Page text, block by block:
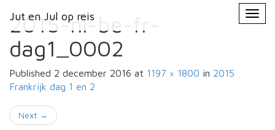
Jut en Jul op reis
Primary
Menu
Jut en Jul op reis
2015-nl-be-fr-
dag1_0002
Published 2 december 2016 at 1197 × 1800 in 2015
Frankrijk dag 1 en 2
Next →